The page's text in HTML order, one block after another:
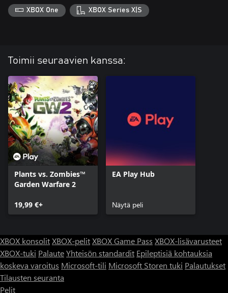
XBOX One XBOX Series X|S
Toimii seuraavien kanssa:
Plants vs. Zombies™
Garden Warfare 2
19,99 €+
EA Play Hub
Näytä peli
XBOX konsolitXBOX-pelitXBOX Game Pass XBOX-lisävarusteet
XBOX-tuki PalauteYhteisön standardit Epileptisiä kohtauksia
koskeva varoitus Microsoft-tili Microsoft Storen tuki Palautukset
Tilausten seuranta
Pelit